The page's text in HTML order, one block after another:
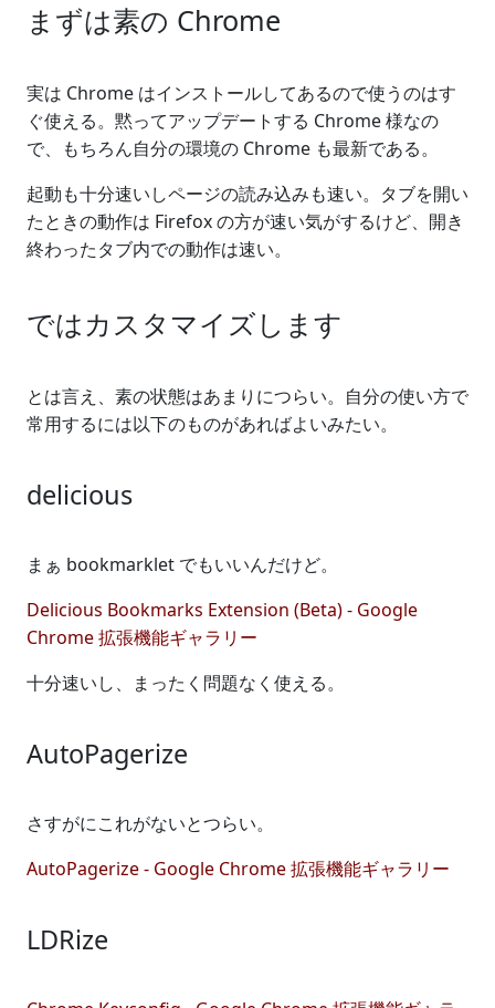
まずは素の Chrome
実は Chrome はインストールしてあるので使うのはす
ぐ使える。黙ってアップデートする Chrome 様なの
で、もちろん自分の環境の Chrome も最新である。
起動も十分速いしページの読み込みも速い。タブを開い
たときの動作は Firefox の方が速い気がするけど、開き
終わったタブ内での動作は速い。
ではカスタマイズします
とは言え、素の状態はあまりにつらい。自分の使い方で
常用するには以下のものがあればよいみたい。
delicious
まぁ bookmarklet でもいいんだけど。
Delicious Bookmarks Extension (Beta) - Google
Chrome 拡張機能ギャラリー
十分速いし、まったく問題なく使える。
AutoPagerize
さすがにこれがないとつらい。
AutoPagerize - Google Chrome 拡張機能ギャラリー
LDRize